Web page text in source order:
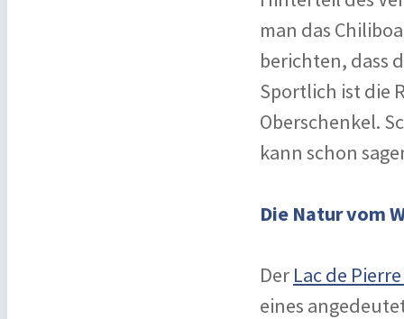
man das
berichten, dass
Sportlich ist die
Oberschenkel.
kann schon
Die Natur vom
Der Lac de
eines